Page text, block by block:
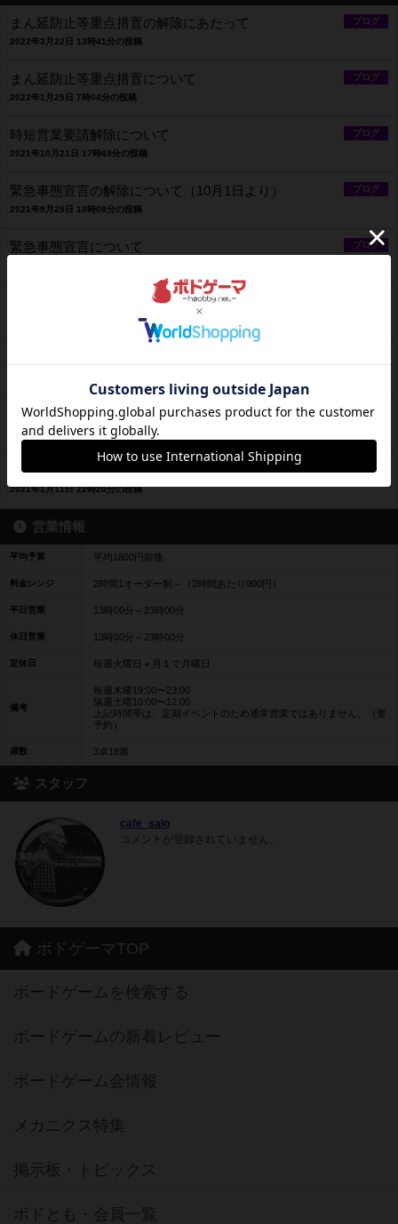
ブログ
まん延防止等重点措置の解除にあたって
2022年3月22日 13時41分の投稿
ブログ
まん延防止等重点措置について
2022年1月25日 7時04分の投稿
ブログ
時短営業要請解除について
2021年10月21日 17時49分の投稿
ブログ
緊急事態宣言の解除について（10月1日より）
2021年9月29日 10時08分の投稿
ブログ
緊急事態宣言について
まん延防止等重点措置について（6月21日より）
2021年6月21日 11時02分の投稿
ブログ
3/1からの営業について
2021年3月1日 12時14分の投稿
ブログ
1/13からの営業について
2021年1月11日 22時20分の投稿
営業情報
平均予算 平均1800円前後
料金レンジ 2時間1オーダー制～（2時間あたり900円）
平日営業 13時00分～23時00分
休日営業 13時00分～23時00分
定休日 毎週火曜日＋月１で月曜日
備考
毎週木曜19:00〜23:00
隔週土曜10:00〜12:00
上記時間帯は、定期イベントのため通常営業ではありません。（要
予約）
席数 3卓18席
スタッフ
cafe_saio
コメントが登録されていません。
ボドゲーマTOP
ボードゲームを検索する
ボードゲームの新着レビュー
ボードゲーム会情報
メカニクス特集
掲示板・トピックス
ボドとも・会員一覧